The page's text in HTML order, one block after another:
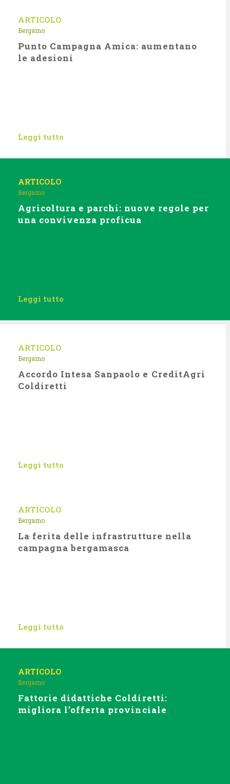
ARTICOLO
Bergamo
Punto Campagna Amica: aumentano
le adesioni
Leggi tutto
ARTICOLO
Bergamo
Agricoltura e parchi: nuove regole per
una convivenza proficua
Leggi tutto
ARTICOLO
Bergamo
Accordo Intesa Sanpaolo e CreditAgri
Coldiretti
Leggi tutto
ARTICOLO
Bergamo
La ferita delle infrastrutture nella
campagna bergamasca
Leggi tutto
ARTICOLO
Bergamo
Fattorie didattiche Coldiretti:
migliora l’offerta provinciale